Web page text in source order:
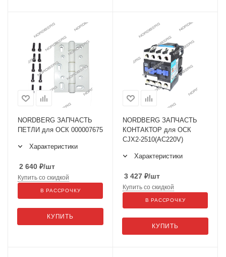
NORDBERG ЗАПЧАСТЬ
ПЕТЛИ для ОСК 000007675
Характеристики
2 640 ₽/шт
КУПИТЬ
Купить со скидкой
В РАССРОЧКУ
NORDBERG ЗАПЧАСТЬ
КОНТАКТОР для ОСК
CJX2-2510(AC220V)
Характеристики
3 427 ₽/шт
КУПИТЬ
Купить со скидкой
В РАССРОЧКУ